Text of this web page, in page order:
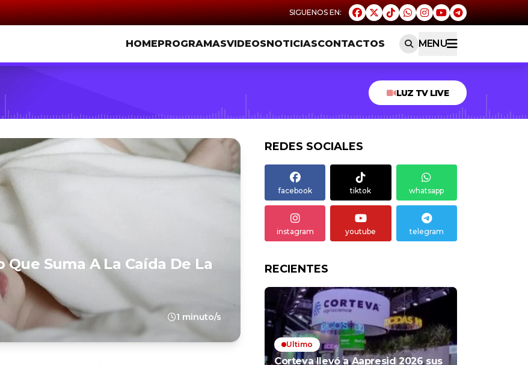
HOMEPROGRAMASVIDEOSNOTICIASCONTACTOS MENU
LUZ TV LIVE
Suma A La Caída De La
1 minuto/s
REDES SOCIALES
facebook tiktok whatsapp
instagram youtube telegram
RECIENTES
Ultimo
Corteva llevó a Aapresid 2026 sus